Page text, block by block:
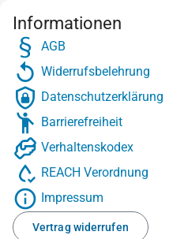
Informationen
AGB
Widerrufsbelehrung
Datenschutzerklärung
Barrierefreiheit
Verhaltenskodex
REACH Verordnung
Impressum
Vertrag widerrufen